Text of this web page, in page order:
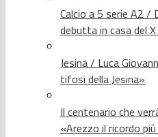
Calcio a 5 serie A2 /
debutta in casa del
Jesina / Luca
tifosi della Jesina»
Il centenario che
«Arezzo il ricordo